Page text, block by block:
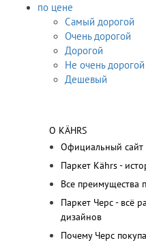
по цене
Самый дорогой
Очень дорогой
Дорогой
Не очень дорогой
Дешевый
О KÄHRS
Официальный
Паркет Kährs -
Все преимущества
Паркет Черс - всё
дизайнов
Почему Черс